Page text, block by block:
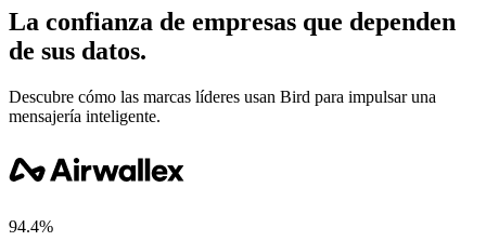
La confianza de empresas que dependen
de sus datos.
Descubre cómo las marcas líderes usan Bird para impulsar una
mensajería inteligente.
94.4%